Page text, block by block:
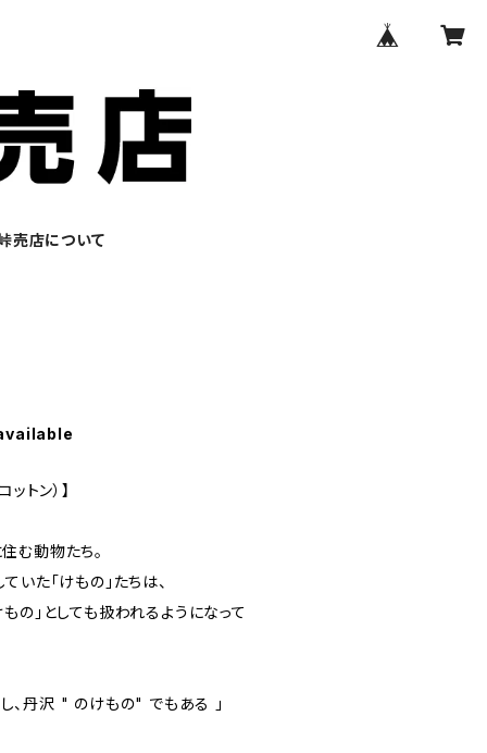
売店について
トン）】
む動物たち。
いた「けもの」たちは、
の」としても扱われるようになって
、丹沢 " のけもの" でもある 」